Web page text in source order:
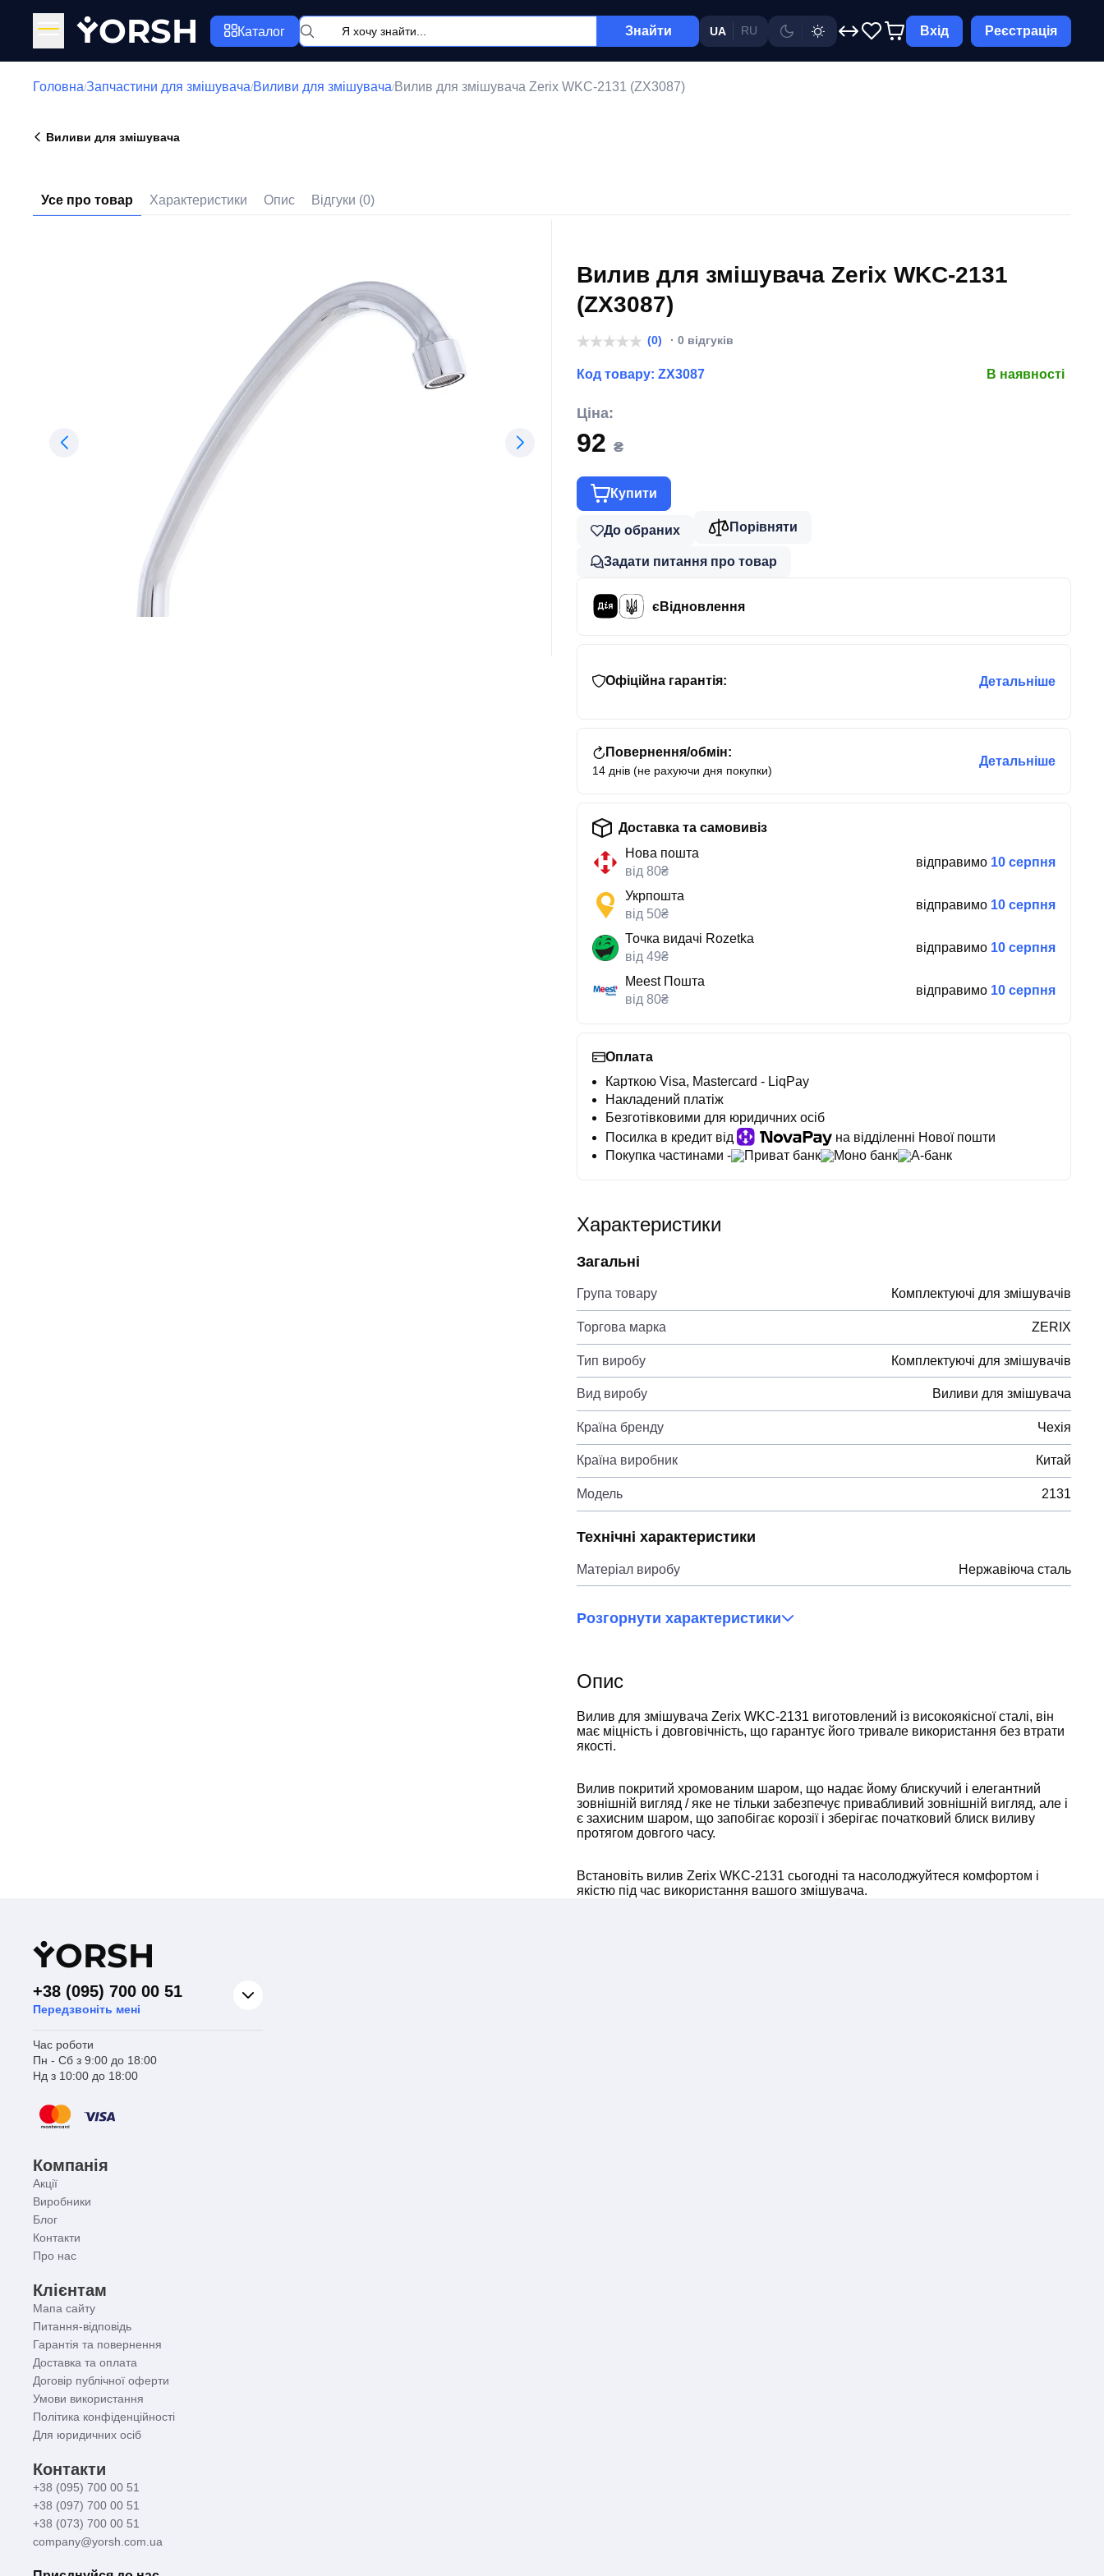
YORSH Каталог Знайти UA RU Вхід Реєстрація
Головна/Запчастини для змішувача/Виливи для змішувача/Вилив для змішувача Zerix WKC-2131 (ZX3087)
Виливи для змішувача
Усе про товар Характеристики Опис Відгуки (0)
Вилив для змішувача Zerix WKC-2131
(ZX3087)
(0) · 0 відгуків
Код товару: ZX3087 В наявності
Ціна:
92 ₴
Купити
До обраних Порівняти
Задати питання про товар
єВідновлення
Офіційна гарантія: Детальніше
Повернення/обмін:
14 днів (не рахуючи дня покупки)
Детальніше
Доставка та самовивіз
Нова пошта
від 80₴
відправимо 10 серпня
Укрпошта
від 50₴
відправимо 10 серпня
Точка видачі Rozetka
від 49₴
відправимо 10 серпня
Meest Пошта
від 80₴
відправимо 10 серпня
Оплата
Карткою Visa, Mastercard - LiqPay
Накладений платіж
Безготівковими для юридичних осіб
Посилка в кредит від
на відділенні Нової пошти
Покупка частинами -
Приват банк Моно банк А-банк
Характеристики
Загальні
Група товару Комплектуючі для змішувачів
Торгова марка ZERIX
Тип виробу Комплектуючі для змішувачів
Вид виробу Виливи для змішувача
Країна бренду Чехія
Країна виробник Китай
Модель 2131
Технічні характеристики
Матеріал виробу Нержавіюча сталь
Розгорнути характеристики
Опис
Вилив для змішувача Zerix WKC-2131 виготовлений із високоякісної сталі, він
має міцність і довговічність, що гарантує його тривале використання без втрати
якості.
Вилив покритий хромованим шаром, що надає йому блискучий і елегантний
зовнішній вигляд / яке не тільки забезпечує привабливий зовнішній вигляд, але і
є захисним шаром, що запобігає корозії і зберігає початковий блиск виливу
протягом довгого часу.
Встановіть вилив Zerix WKC-2131 сьогодні та насолоджуйтеся комфортом і
якістю під час використання вашого змішувача.
YORSH
+38 (095) 700 00 51
Передзвоніть мені
Час роботи
Пн - Сб з 9:00 до 18:00
Нд з 10:00 до 18:00
Компанія
Акції
Виробники
Блог
Контакти
Про нас
Клієнтам
Мапа сайту
Питання-відповідь
Гарантія та повернення
Доставка та оплата
Договір публічної оферти
Умови використання
Політика конфіденційності
Для юридичних осіб
Контакти
+38 (095) 700 00 51
+38 (097) 700 00 51
+38 (073) 700 00 51
company@yorsh.com.ua